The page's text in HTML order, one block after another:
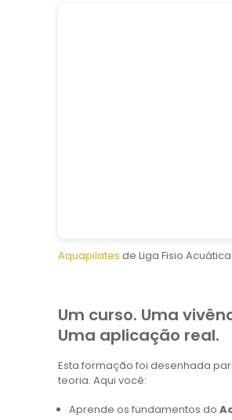
Aquapilates de Liga Fisio Acuática
Um curso. Uma
Uma aplicação real.
Esta formação foi desenhada
teoria. Aqui você:
Aprende os fundamentos do